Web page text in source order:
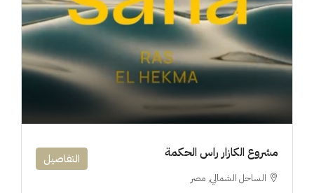
مشروع الكازار راس الحكمة
الساحل الشمالي, مصر
التفاصيل